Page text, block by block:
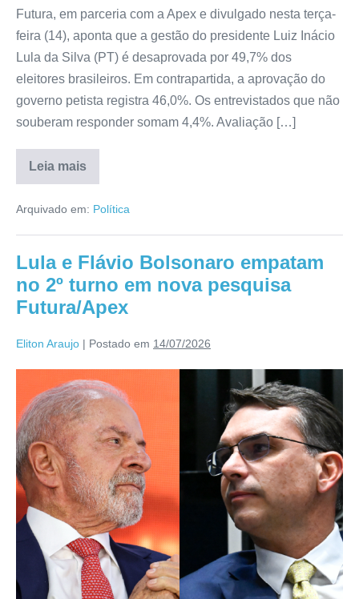
Futura, em parceria com a Apex e divulgado nesta terça-
feira (14), aponta que a gestão do presidente Luiz Inácio
Lula da Silva (PT) é desaprovada por 49,7% dos
eleitores brasileiros. Em contrapartida, a aprovação do
governo petista registra 46,0%. Os entrevistados que não
souberam responder somam 4,4%. Avaliação […]
Leia mais
Arquivado em: Política
Lula e Flávio Bolsonaro empatam
no 2º turno em nova pesquisa
Futura/Apex
Eliton Araujo | Postado em 14/07/2026